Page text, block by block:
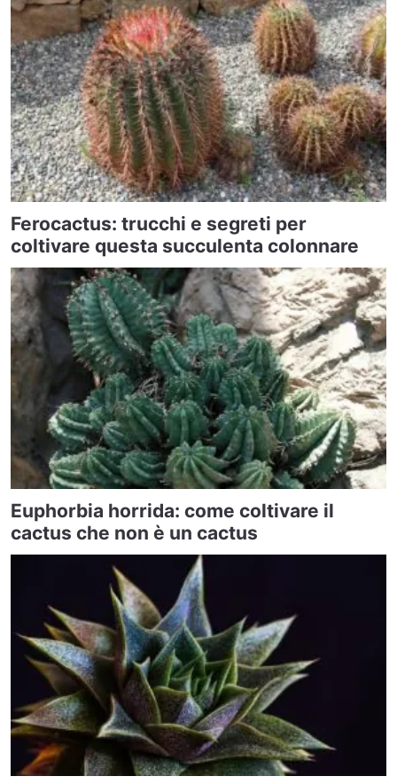
Ferocactus: trucchi e segreti per
coltivare questa succulenta colonnare
Euphorbia horrida: come coltivare il
cactus che non è un cactus